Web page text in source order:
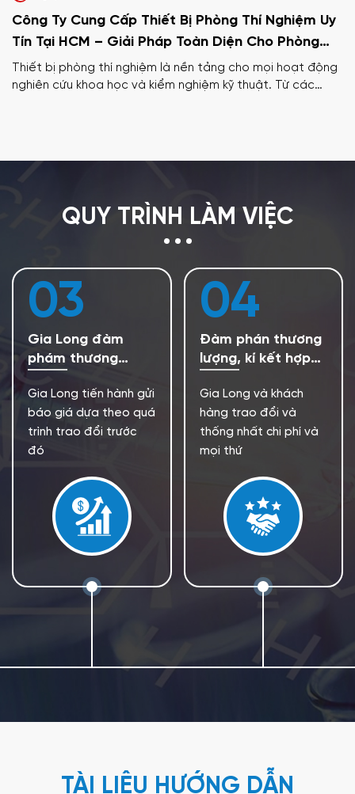
Ty Cung Cấp Thiết Bị Phòng Thí Nghiệm Uy
Tại HCM – Giải Pháp Toàn Diện Cho Phòng
Hiện Đại
bị phòng thí nghiệm là nền tảng cho mọi hoạt động
cứu khoa học và kiểm nghiệm kỹ thuật. Từ các
Uy
QUY TRÌNH LÀM VIỆC
03
Gia Long đàm
phám thương
lượng
Gia Long tiến hành gửi
báo giá dựa theo quá
trình trao đổi trước
đó
04
Đàm phán thương
lượng, kí kết hợp
Gia Long và khách
hàng trao đổi và
thống nhất chi phí và
mọi thứ
TÀI LIỆU HƯỚNG DẪN